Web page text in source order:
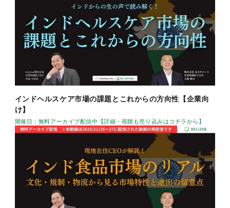
インドヘルスケア市場の課題とこれからの方向性【企業向
け】
開催日：無料アーカイブ配信中【詳細・視聴も売り込みはコチラから】